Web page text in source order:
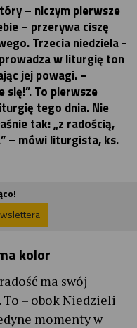
– niczym pierwsze
– przerywa ciszę
Trzecia niedziela -
w liturgię ton
jej powagi. –
się!”. To pierwsze
tego dnia. Nie
tak: „z radością,
– mówi liturgista, ks.
kolor
ma swój
– obok Niedzieli
momenty w